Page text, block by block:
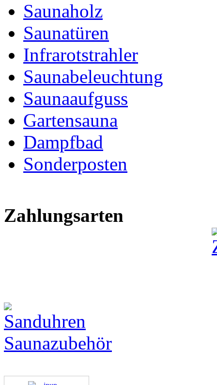
Saunaholz
Saunatüren
Infrarotstrahler
Saunabeleuchtung
Saunaaufguss
Gartensauna
Dampfbad
Sonderposten
Zahlungsarten